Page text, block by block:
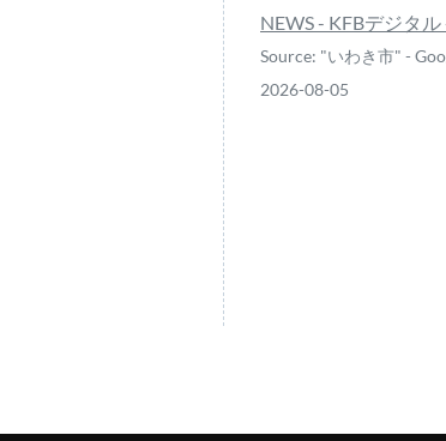
NEWS - KFBデジタル
Source: "いわき市" -
2026-08-05